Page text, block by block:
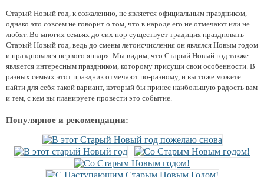
Старый Новый год, к сожалению, не является официальным праздником,
однако это совсем не говорит о том, что в народе его не отмечают или не
любят. Во многих семьях до сих пор существует традиция праздновать
Старый Новый год, ведь до смены летоисчисления он являлся Новым годом
и праздновался первого января. Мы видим, что Старый Новый год также
является интересным праздником, которому присущи свои особенности. В
разных семьях этот праздник отмечают по-разному, и вы тоже можете
найти для себя такой вариант, который бы принес наибольшую радость вам
и тем, с кем вы планируете провести это событие.
Популярное и рекомендации: